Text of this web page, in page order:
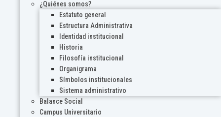
¿Quiénes somos?
Estatuto general
Estructura Administrativa
Identidad institucional
Historia
Filosofía institucional
Organigrama
Símbolos institucionales
Sistema administrativo
Balance Social
Campus Universitario